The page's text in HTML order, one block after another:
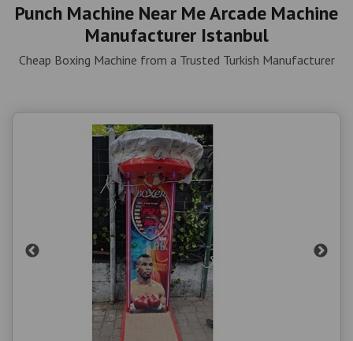
Punch Machine Near Me Arcade Machine
Manufacturer Istanbul
Cheap Boxing Machine from a Trusted Turkish Manufacturer